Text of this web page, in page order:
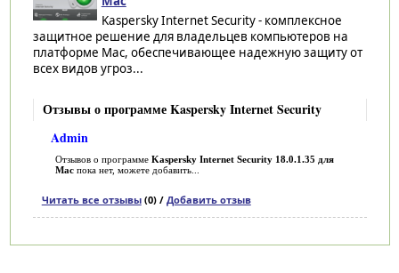
Kaspersky Internet Security - комплексное
защитное решение для владельцев компьютеров на
платформе Mac, обеспечивающее надежную защиту от
всех видов угроз...
Отзывы о программе Kaspersky Internet Security
Admin
Отзывов о программе Kaspersky Internet Security 18.0.1.35 для
Macпока нет, можете добавить...
Читать все отзывы(0) / Добавить отзыв